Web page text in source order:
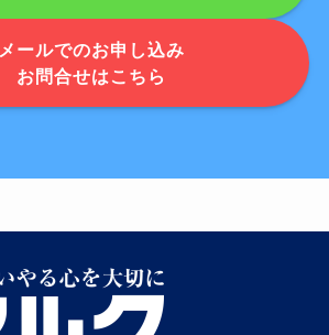
メールでのお申し込み
お問合せはこちら